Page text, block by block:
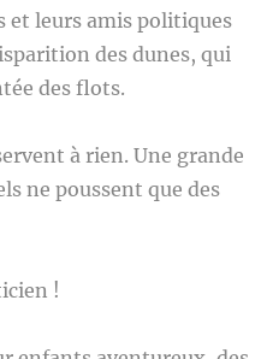
et leurs amis politiques
des dunes, qui
des flots.
à rien. Une grande
ne poussent que des
!